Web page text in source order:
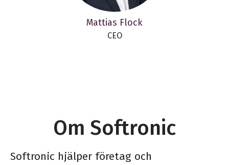
Mattias Flock
CEO
Om Softronic
Softronic hjälper företag och